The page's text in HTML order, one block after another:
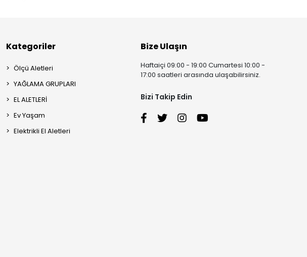
Kategoriler
Ölçü Aletleri
YAĞLAMA GRUPLARI
EL ALETLERİ
Ev Yaşam
Elektrikli El Aletleri
Bize Ulaşın
Haftaiçi 09:00 - 19:00 Cumartesi 10:00 -
17:00 saatleri arasında ulaşabilirsiniz.
Bizi Takip Edin